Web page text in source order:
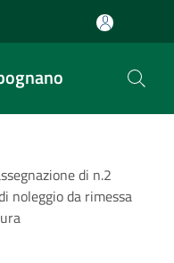
di n.2
noleggio da rimessa